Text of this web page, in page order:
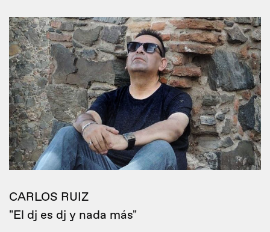
CARLOS RUIZ
"El dj es dj y nada más"